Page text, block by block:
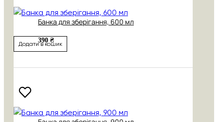
Банка для зберігання, 600 мл
390 ₴
Додати в кошик